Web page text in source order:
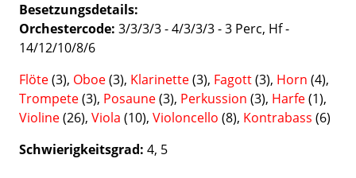
Besetzungsdetails
Orchestercode: 3/3/3/3 - 4/3/3/3 - 3 Perc, Hf -
14/12/10/8/6
Flöte(3), Oboe(3), Klarinette(3), Fagott(3), Horn (4),
Trompete(3), Posaune(3), Perkussion (3), Harfe(1),
Violine(26), Viola (10), Violoncello (8), Kontrabass (6)
Schwierigkeitsgrad 4 5